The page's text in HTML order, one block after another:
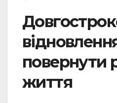
повернути
життя